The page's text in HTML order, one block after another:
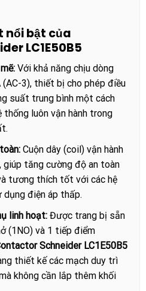
nổi bật của
LC1E50B5
Với khả năng chịu dòng
3), thiết bị cho phép điều
suất trung bình một cách
luôn vận hành trong
Cuộn dây (coil) vận hành
giúp tăng cường độ an toàn
tương thích tốt với các hệ
điện áp thấp.
linh hoạt:Được trang bị sẵn
(1NO) và 1 tiếp điểm
Schneider LC1E50B5
thiết kế các mạch duy trì
không cần lắp thêm khối